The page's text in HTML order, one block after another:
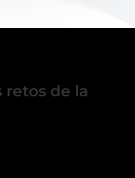
retos de la